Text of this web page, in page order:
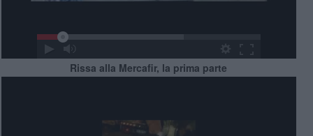
Rissa alla Mercafir, la prima parte